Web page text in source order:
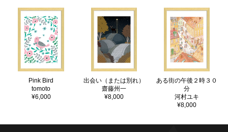
Pink Bird
tomoto
¥6,000
出会い（または別れ）
齋藤州一
¥8,000
ある街の午後２時３０
分
河村ユキ
¥8,000